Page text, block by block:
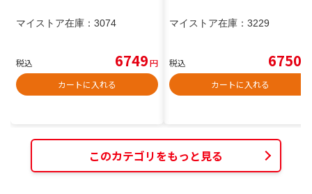
マイストア在庫： 3074
税込 6749円
カートに入れる
マイストア在庫： 3229
税込 6750
カートに入れる
このカテゴリをもっと見る